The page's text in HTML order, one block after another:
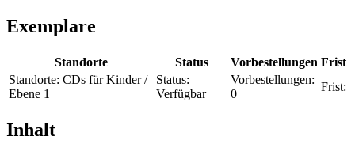
Exemplare
Standorte Status Vorbestellungen Frist
Standorte: CDs für Kinder /
Ebene 1
Status:
Verfügbar
Vorbestellungen:
0
Frist:
Inhalt